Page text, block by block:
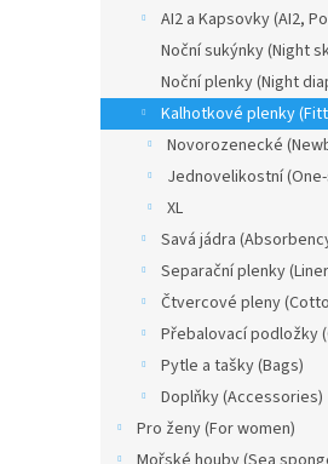
AI2 a Kapsovky (AI2,
Noční sukýnky (Night
Noční plenky (Night
Kalhotkové plenky
Novorozenecké
Jednovelikostní
XL
Savá jádra
Separační plenky
Čtvercové pleny
Přebalovací podložky
Pytle a tašky (Bags)
Doplňky (Accessories)
Pro ženy (For women)